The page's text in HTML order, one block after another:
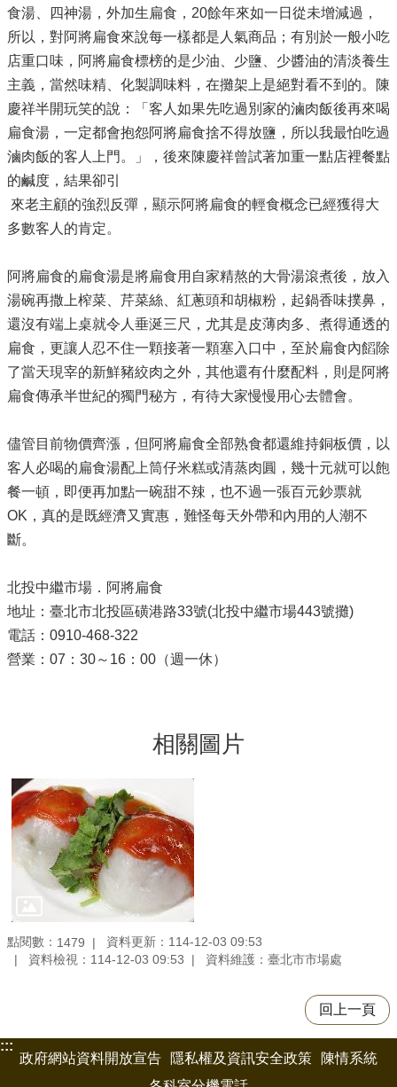
食湯、四神湯，外加生扁食，20餘年來如一日從未增減過，
所以，對阿將扁食來說每一樣都是人氣商品；有別於一般小吃
店重口味，阿將扁食標榜的是少油、少鹽、少醬油的清淡養生
主義，當然味精、化製調味料，在攤架上是絕對看不到的。陳
慶祥半開玩笑的說：「客人如果先吃過別家的滷肉飯後再來喝
扁食湯，一定都會抱怨阿將扁食捨不得放鹽，所以我最怕吃過
滷肉飯的客人上門。」，後來陳慶祥曾試著加重一點店裡餐點
的鹹度，結果卻引
來老主顧的強烈反彈，顯示阿將扁食的輕食概念已經獲得大
多數客人的肯定。
阿將扁食的扁食湯是將扁食用自家精熬的大骨湯滾煮後，放入
湯碗再撒上榨菜、芹菜絲、紅蔥頭和胡椒粉，起鍋香味撲鼻，
還沒有端上桌就令人垂涎三尺，尤其是皮薄肉多、煮得通透的
扁食，更讓人忍不住一顆接著一顆塞入口中，至於扁食內饀除
了當天現宰的新鮮豬絞肉之外，其他還有什麼配料，則是阿將
扁食傳承半世紀的獨門秘方，有待大家慢慢用心去體會。
儘管目前物價齊漲，但阿將扁食全部熟食都還維持銅板價，以
客人必喝的扁食湯配上筒仔米糕或清蒸肉圓，幾十元就可以飽
餐一頓，即便再加點一碗甜不辣，也不過一張百元鈔票就
OK，真的是既經濟又實惠，難怪每天外帶和內用的人潮不
斷。
北投中繼市場．阿將扁食
地址：臺北市北投區磺港路33號(北投中繼市場443號攤)
電話：0910-468-322
營業：07：30～16：00（週一休）
相關圖片
點閱數： 1479
資料更新：114-12-03 09:53
資料檢視：114-12-03 09:53
資料維護：臺北市市場處
回上一頁
:::
政府網站資料開放宣告
隱私權及資訊安全政策
陳情系統